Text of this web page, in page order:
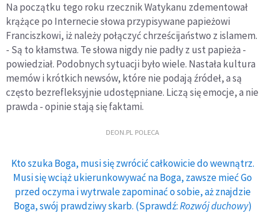
Na początku tego roku rzecznik Watykanu zdementował
krążące po Internecie słowa przypisywane papieżowi
Franciszkowi, iż należy połączyć chrześcijaństwo z islamem.
- Są to kłamstwa. Te słowa nigdy nie padły z ust papieża -
powiedział. Podobnych sytuacji było wiele. Nastała kultura
memów i krótkich newsów, które nie podają źródeł, a są
często bezrefleksyjnie udostępniane. Liczą się emocje, a nie
prawda - opinie stają się faktami.
DEON.PL POLECA
Kto szuka Boga, musi się zwrócić całkowicie do wewnątrz.
Musi się wciąż ukierunkowywać na Boga, zawsze mieć Go
przed oczyma i wytrwale zapominać o sobie, aż znajdzie
Boga, swój prawdziwy skarb. (Sprawdź:Rozwój duchowy)